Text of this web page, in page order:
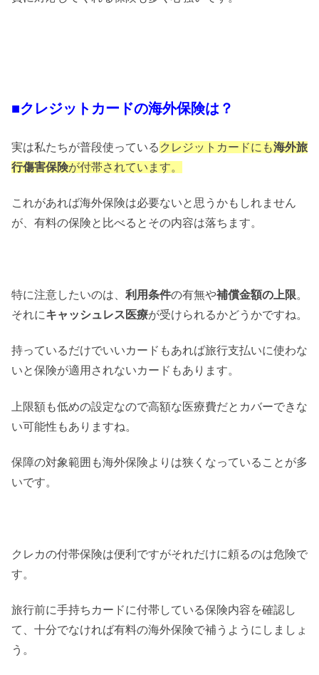
■クレジットカードの海外保険は？
実は私たちが普段使っている クレジットカードにも海外旅
行傷害保険が付帯されています。
これがあれば海外保険は必要ないと思うかもしれません
が、有料の保険と比べるとその内容は落ちます。
特に注意したいのは、 利用条件の有無や補償金額の上限。
それにキャッシュレス医療が受けられるかどうかですね。
持っているだけでいいカードもあれば旅行支払いに使わな
いと保険が適用されないカードもあります。
上限額も低めの設定なので高額な医療費だとカバーできな
い可能性もありますね。
保障の対象範囲も海外保険よりは狭くなっていることが多
いです。
クレカの付帯保険は便利ですがそれだけに頼るのは危険で
す。
旅行前に手持ちカードに付帯している保険内容を確認し
て、十分でなければ有料の海外保険で補うようにしましょ
う。